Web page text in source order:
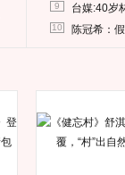
9 台媒:40岁
10 陈冠希：